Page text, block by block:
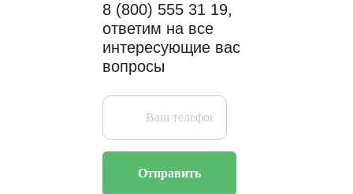
8 (800) 555 31 19,
ответим на все
интересующие вас
вопросы
Отправить